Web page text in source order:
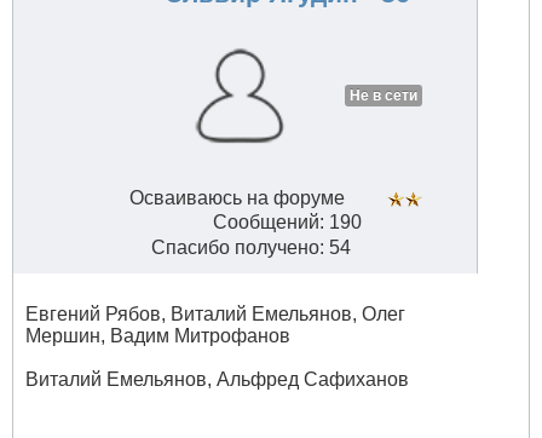
Не в сети
Осваиваюсь на форуме
Сообщений: 190
Спасибо получено: 54
Евгений Рябов, Виталий Емельянов, Олег
Мершин, Вадим Митрофанов
Виталий Емельянов, Альфред Сафиханов